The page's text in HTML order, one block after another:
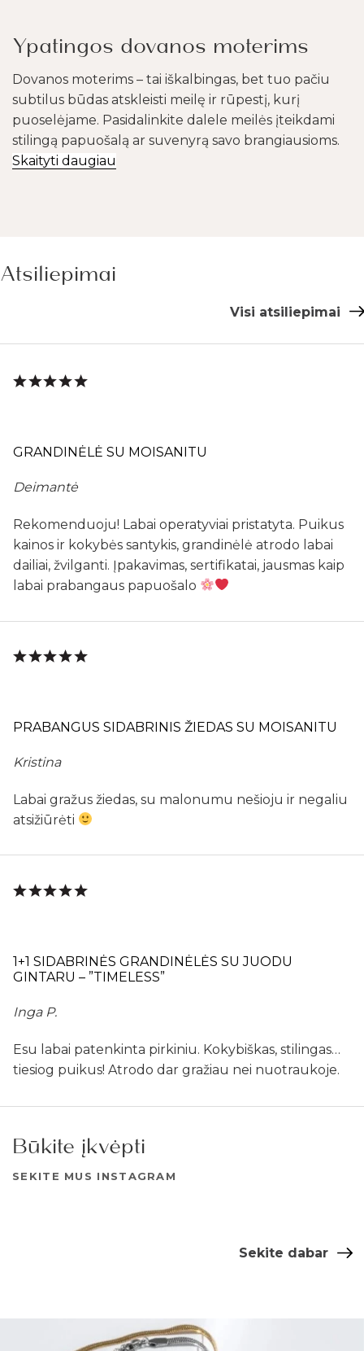
Ypatingos dovanos moterims
Dovanos moterims – tai iškalbingas, bet tuo pačiu
subtilus būdas atskleisti meilę ir rūpestį, kurį
puoselėjame. Pasidalinkite dalele meilės įteikdami
stilingą papuošalą ar suvenyrą savo brangiausioms.
Skaityti daugiau
Atsiliepimai
Visi atsiliepimai
GRANDINĖLĖ SU MOISANITU
Deimantė
Rekomenduoju! Labai operatyviai pristatyta. Puikus
kainos ir kokybės santykis, grandinėlė atrodo labai
dailiai, žvilganti. Įpakavimas, sertifikatai, jausmas kaip
labai prabangaus papuošalo
PRABANGUS SIDABRINIS ŽIEDAS SU MOISANITU
Kristina
Labai gražus žiedas, su malonumu nešioju ir negaliu
atsižiūrėti
1+1 SIDABRINĖS GRANDINĖLĖS SU JUODU
GINTARU – ”TIMELESS”
Inga P.
Esu labai patenkinta pirkiniu. Kokybiškas, stilingas…
tiesiog puikus! Atrodo dar gražiau nei nuotraukoje.
Būkite įkvėpti
SEKITE MUS INSTAGRAM
Sekite dabar